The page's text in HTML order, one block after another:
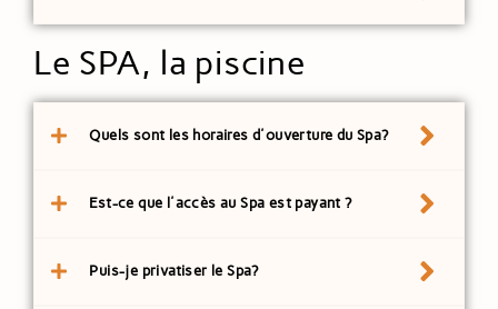
Le SPA, la piscine
Quels sont les horaires d'ouverture du Spa?
Est-ce que l'accès au Spa est payant ?
Puis-je privatiser le Spa?